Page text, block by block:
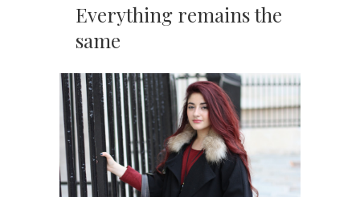
Everything remains the
same